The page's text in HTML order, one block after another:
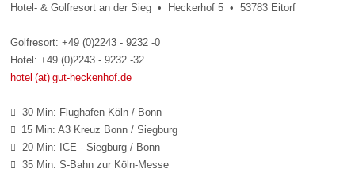
Hotel- & Golfresort an der Sieg • Heckerhof 5 • 53783 Eitorf
Golfresort: +49 (0)2243 - 9232 -0
Hotel: +49 (0)2243 - 9232 -32
hotel (at) gut-heckenhof.de
 30 Min: Flughafen Köln / Bonn
 15 Min: A3 Kreuz Bonn / Siegburg
 20 Min: ICE - Siegburg / Bonn
 35 Min: S-Bahn zur Köln-Messe